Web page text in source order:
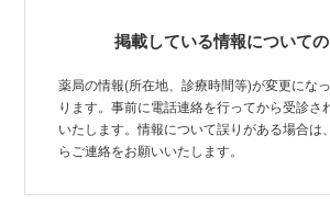
掲載している情報について
薬局の情報(所在地、診療時間等)が変更にな
ります。事前に電話連絡を行ってから受診さ
いたします。情報について誤りがある場合は
らご連絡をお願いいたします。